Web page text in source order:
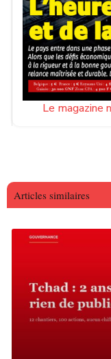
Le magazine
Articles similaires